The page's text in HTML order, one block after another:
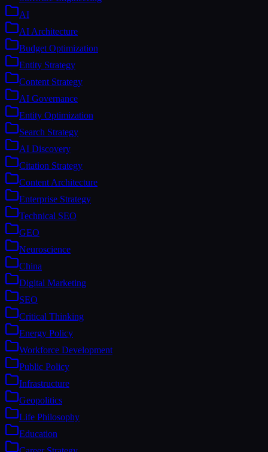
AI
AI Architecture
Budget Optimization
Entity Strategy
Content Strategy
AI Governance
Entity Optimization
Search Strategy
AI Discovery
Citation Strategy
Content Architecture
Enterprise Strategy
Technical SEO
GEO
Neuroscience
China
Digital Marketing
SEO
Critical Thinking
Energy Policy
Workforce Development
Public Policy
Infrastructure
Geopolitics
Life Philosophy
Education